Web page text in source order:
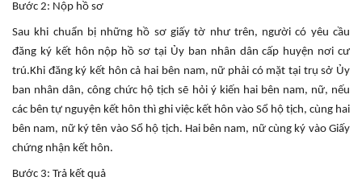
Bước 2: Nộp hồ sơ
Sau khi chuẩn bị những hồ sơ giấy tờ như trên, người có yêu cầu
đăng ký kết hôn nộp hồ sơ tại Ủy ban nhân dân cấp huyện nơi cư
trú.Khi đăng ký kết hôn cả hai bên nam, nữ phải có mặt tại trụ sở Ủy
ban nhân dân, công chức hộ tịch sẽ hỏi ý kiến hai bên nam, nữ, nếu
các bên tự nguyện kết hôn thì ghi việc kết hôn vào Sổ hộ tịch, cùng hai
bên nam, nữ ký tên vào Sổ hộ tịch. Hai bên nam, nữ cùng ký vào Giấy
chứng nhận kết hôn.
Bước 3: Trả kết quả